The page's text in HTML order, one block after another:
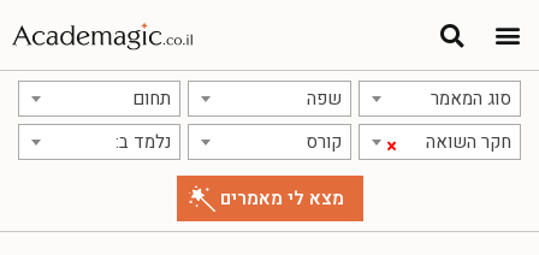
סוג המאמר שפה תחום
× חקר השואה קורס נלמד ב: